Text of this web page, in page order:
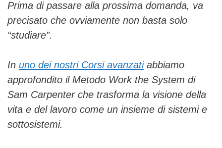
Prima di passare alla prossima domanda, va
precisato che ovviamente non basta solo
“studiare”.
In uno dei nostri Corsi avanzatiabbiamo
approfondito il Metodo Work the System di
Sam Carpenter che trasforma la visione della
vita e del lavoro come un insieme di sistemi e
sottosistemi.